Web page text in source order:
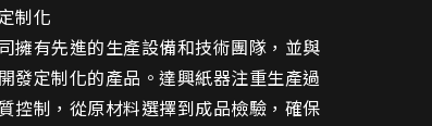
制化
擁有先進的生產設備和技術團隊，並與
發定制化的產品。達興紙器注重生產過
控制，從原材料選擇到成品檢驗，確保